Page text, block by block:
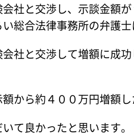
社と交渉し、示談金額
総合法律事務所の弁護士
社と交渉して増額に成
から約４００万円増額し
て良かったと思います。